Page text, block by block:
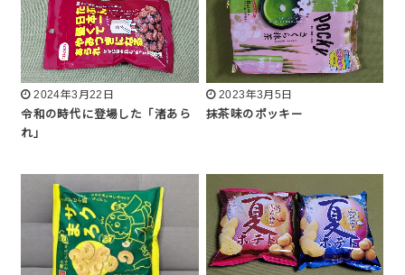
2024年3月22日
令和の時代に登場した「渚あら
れ」
2023年3月5日
抹茶味のポッキー